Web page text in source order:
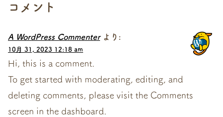
コメント
A WordPress Commenter より:
10月 31, 2023 12:18 am
Hi, this is a comment.
To get started with moderating, editing, and
deleting comments, please visit the Comments
screen in the dashboard.